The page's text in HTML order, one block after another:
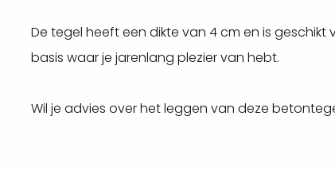
De tegel heeft een dikte van 4 cm en is
basis waar je jarenlang plezier van hebt.
Wil je advies over het leggen van deze